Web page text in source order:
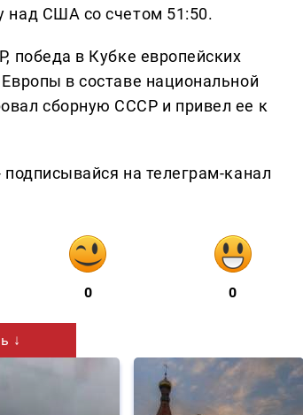
над США со счетом 51:50.
победа в Кубке европейских
в составе национальной
сборную СССР и привел ее к
на телеграм-канал
0 0
↓